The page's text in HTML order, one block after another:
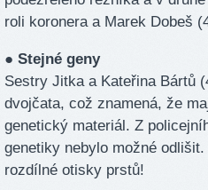
roli koronera a Marek Dobeš
● Stejné geny
Sestry Jitka a Kateřina Bártů
dvojčata, což znamená, že
genetický materiál. Z
genetiky nebylo možné
rozdílné otisky prstů!